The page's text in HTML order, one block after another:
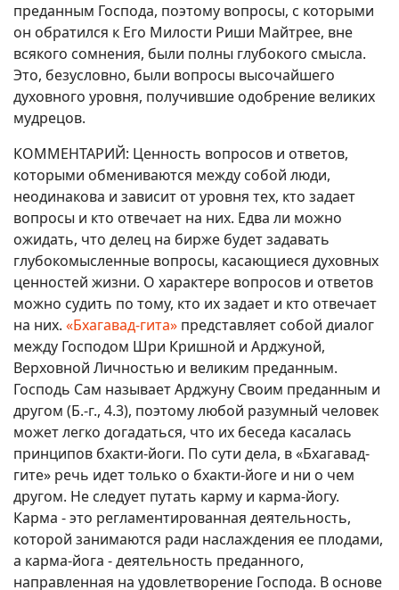
преданным Господа, поэтому вопросы, с которыми
он обратился к Его Милости Риши Майтрее, вне
всякого сомнения, были полны глубокого смысла.
Это, безусловно, были вопросы высочайшего
духовного уровня, получившие одобрение великих
мудрецов.
КОММЕНТАРИЙ: Ценность вопросов и ответов,
которыми обмениваются между собой люди,
неодинакова и зависит от уровня тех, кто задает
вопросы и кто отвечает на них. Едва ли можно
ожидать, что делец на бирже будет задавать
глубокомысленные вопросы, касающиеся духовных
ценностей жизни. О характере вопросов и ответов
можно судить по тому, кто их задает и кто отвечает
на них. «Бхагавад-гита» представляет собой диалог
между Господом Шри Кришной и Арджуной,
Верховной Личностью и великим преданным.
Господь Сам называет Арджуну Своим преданным и
другом (Б.-г., 4.3), поэтому любой разумный человек
может легко догадаться, что их беседа касалась
принципов бхакти-йоги. По сути дела, в «Бхагавад-
гите» речь идет только о бхакти-йоге и ни о чем
другом. Не следует путать карму и карма-йогу.
Карма - это регламентированная деятельность,
которой занимаются ради наслаждения ее плодами,
а карма-йога - деятельность преданного,
направленная на удовлетворение Господа. В основе